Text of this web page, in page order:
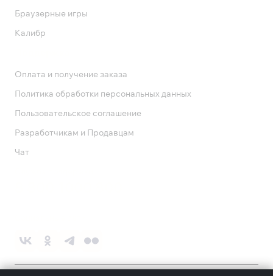
Браузерные игры
Калибр
Оплата и получение заказа
Политика обработки персональных данных
Пользовательское соглашение
Разработчикам и Продавцам
Чат